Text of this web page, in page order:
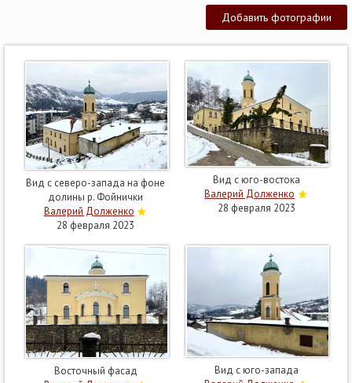
Добавить фотографии
Вид с северо-запада на фоне
долины р. Фойнички
Валерий Долженко
28 февраля 2023
Вид с юго-востока
Валерий Долженко
28 февраля 2023
Восточный фасад
Вид с юго-запада